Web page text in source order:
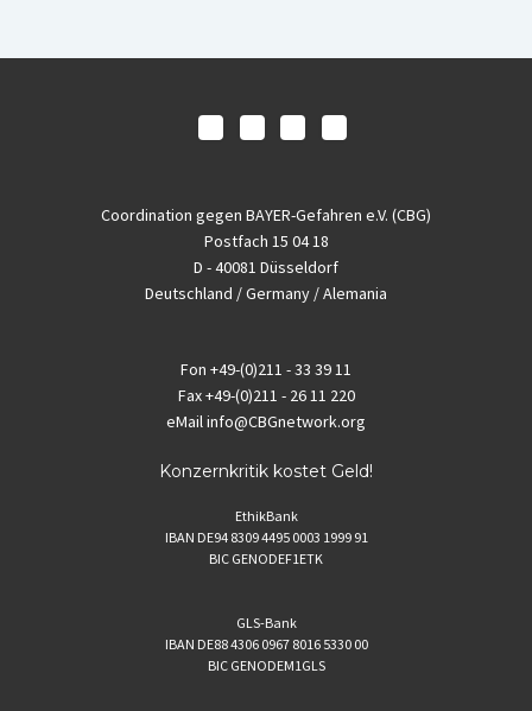
Coordination gegen BAYER-Gefahren e.V. (CBG)
Postfach 15 04 18
D - 40081 Düsseldorf
Deutschland / Germany / Alemania
Fon +49-(0)211 - 33 39 11
Fax+49-(0)211 - 26 11 220
eMailinfo@CBGnetwork.org
Konzernkritik kostet Geld!
EthikBank
IBAN DE94 8309 4495 0003 1999 91
BIC GENODEF1ETK
GLS-Bank
IBAN DE88 4306 0967 8016 5330 00
BIC GENODEM1GLS